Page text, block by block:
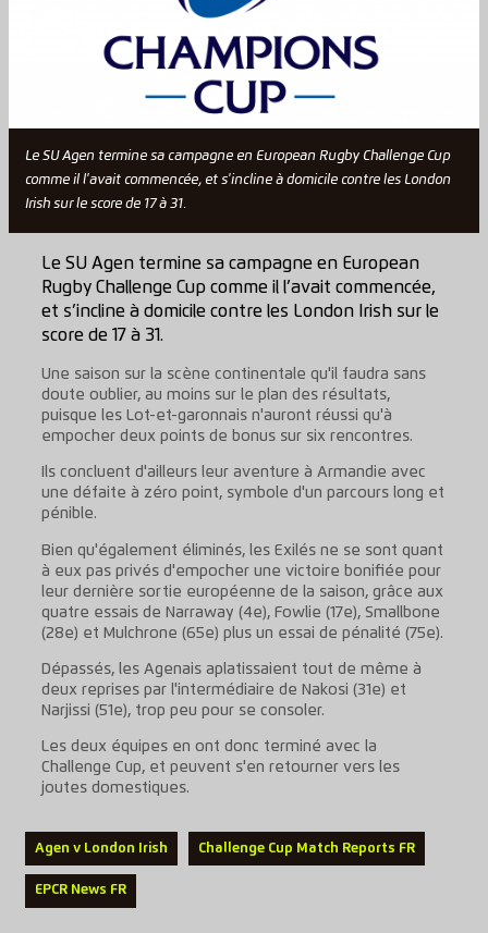
Le SU Agen termine sa campagne en European Rugby Challenge Cup
comme il l'avait commencée, et s'incline à domicile contre les London
Irish sur le score de 17 à 31.
Le SU Agen termine sa campagne en European
Rugby Challenge Cup comme il l’avait commencée,
et s’incline à domicile contre les London Irish sur le
score de 17 à 31.
Une saison sur la scène continentale qu'il faudra sans
doute oublier, au moins sur le plan des résultats,
puisque les Lot-et-garonnais n'auront réussi qu'à
empocher deux points de bonus sur six rencontres.
Ils concluent d'ailleurs leur aventure à Armandie avec
une défaite à zéro point, symbole d'un parcours long et
pénible.
Bien qu'également éliminés, les Exilés ne se sont quant
à eux pas privés d'empocher une victoire bonifiée pour
leur dernière sortie européenne de la saison, grâce aux
quatre essais de Narraway (4e), Fowlie (17e), Smallbone
(28e) et Mulchrone (65e) plus un essai de pénalité (75e).
Dépassés, les Agenais aplatissaient tout de même à
deux reprises par l'intermédiaire de Nakosi (31e) et
Narjissi (51e), trop peu pour se consoler.
Les deux équipes en ont donc terminé avec la
Challenge Cup, et peuvent s'en retourner vers les
joutes domestiques.
Agen v London Irish Challenge Cup Match Reports FR
EPCR News FR